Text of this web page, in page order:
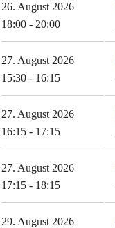
26. August 2026
18:00 - 20:00
27. August 2026
15:30 - 16:15
27. August 2026
16:15 - 17:15
27. August 2026
17:15 - 18:15
29. August 2026